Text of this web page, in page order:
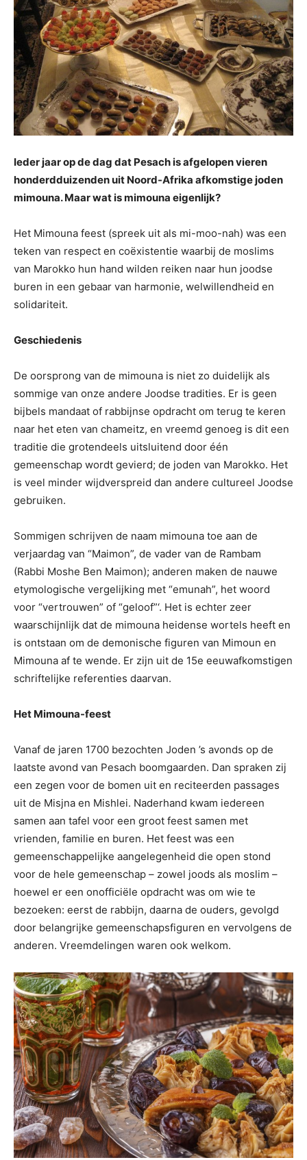
Ieder jaar op de dag dat Pesach is afgelopen vieren
honderdduizenden uit Noord-Afrika afkomstige joden
mimouna. Maar wat is mimouna eigenlijk?
Het Mimouna feest (spreek uit als mi-moo-nah) was een
teken van respect en coëxistentie waarbij de moslims
van Marokko hun hand wilden reiken naar hun joodse
buren in een gebaar van harmonie, welwillendheid en
solidariteit.
Geschiedenis
De oorsprong van de mimouna is niet zo duidelijk als
sommige van onze andere Joodse tradities. Er is geen
bijbels mandaat of rabbijnse opdracht om terug te keren
naar het eten van chameitz, en vreemd genoeg is dit een
traditie die grotendeels uitsluitend door één
gemeenschap wordt gevierd; de joden van Marokko. Het
is veel minder wijdverspreid dan andere cultureel Joodse
gebruiken.
Sommigen schrijven de naam mimouna toe aan de
verjaardag van “Maimon”, de vader van de Rambam
(Rabbi Moshe Ben Maimon); anderen maken de nauwe
etymologische vergelijking met “emunah”, het woord
voor “vertrouwen” of “geloof”‘. Het is echter zeer
waarschijnlijk dat de mimouna heidense wortels heeft en
is ontstaan om de demonische figuren van Mimoun en
Mimouna af te wende. Er zijn uit de 15e eeuwafkomstigen
schriftelijke referenties daarvan.
Het Mimouna-feest
Vanaf de jaren 1700 bezochten Joden ’s avonds op de
laatste avond van Pesach boomgaarden. Dan spraken zij
een zegen voor de bomen uit en reciteerden passages
uit de Misjna en Mishlei. Naderhand kwam iedereen
samen aan tafel voor een groot feest samen met
vrienden, familie en buren. Het feest was een
gemeenschappelijke aangelegenheid die open stond
voor de hele gemeenschap – zowel joods als moslim –
hoewel er een onofficiële opdracht was om wie te
bezoeken: eerst de rabbijn, daarna de ouders, gevolgd
door belangrijke gemeenschapsfiguren en vervolgens de
anderen. Vreemdelingen waren ook welkom.